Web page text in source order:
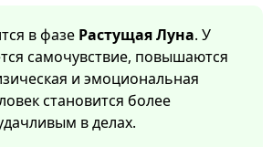
в фазе Растущая Луна. У
самочувствие, повышаются
и эмоциональная
становится более
в делах.